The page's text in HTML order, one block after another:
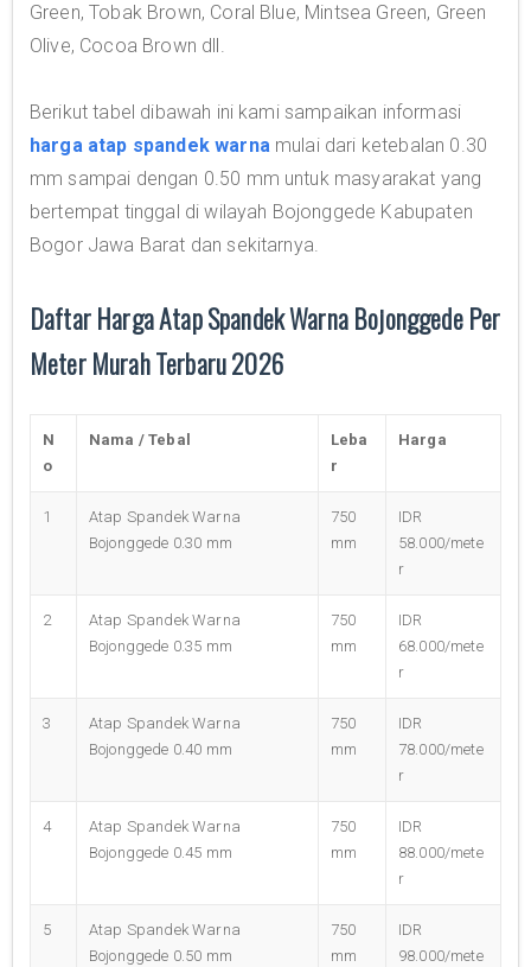
Green, Tobak Brown, Coral Blue, Mintsea Green, Green
Olive, Cocoa Brown dll.
Berikut tabel dibawah ini kami sampaikan informasi
harga atap spandek warnamulai dari ketebalan 0.30
mm sampai dengan 0.50 mm untuk masyarakat yang
bertempat tinggal di wilayah Bojonggede Kabupaten
Bogor Jawa Barat dan sekitarnya.
Daftar Harga Atap Spandek Warna Bojonggede Per
Meter Murah Terbaru 2026
N
o
Nama / Tebal
Leba
r
Harga
1
Atap Spandek Warna
Bojonggede 0.30 mm
750
mm
IDR
58.000/mete
r
2
Atap Spandek Warna
Bojonggede 0.35 mm
750
mm
IDR
68.000/mete
r
3
Atap Spandek Warna
Bojonggede 0.40 mm
750
mm
IDR
78.000/mete
r
4
Atap Spandek Warna
Bojonggede 0.45 mm
750
mm
IDR
88.000/mete
r
5
Atap Spandek Warna
Bojonggede 0.50 mm
750
mm
IDR
98.000/mete